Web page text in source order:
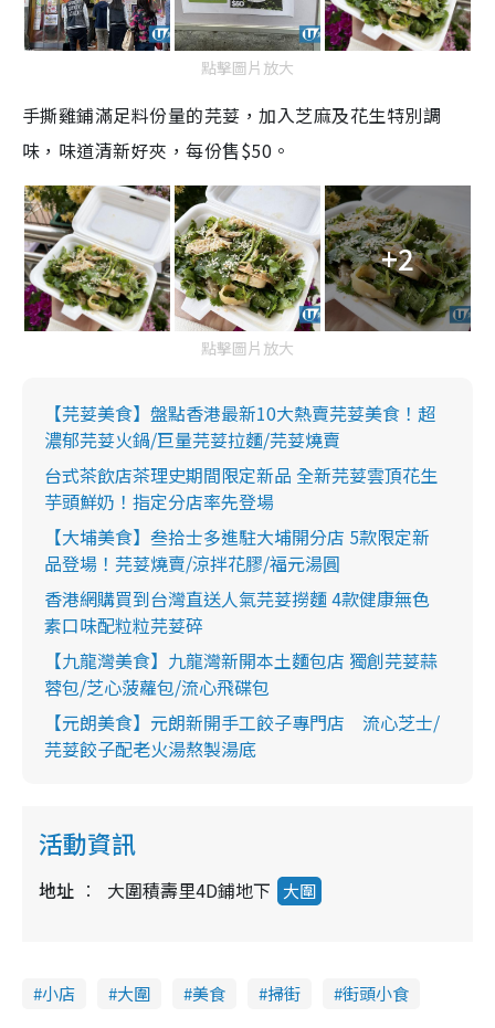
點擊圖片放大
手撕雞鋪滿足料份量的芫荽，加入芝麻及花生特別調
味，味道清新好夾，每份售$50。
+2
點擊圖片放大
【芫荽美食】盤點香港最新10大熱賣芫荽美食！超
濃郁芫荽火鍋/巨量芫荽拉麵/芫荽燒賣
台式茶飲店茶理史期間限定新品 全新芫荽雲頂花生
芋頭鮮奶！指定分店率先登場
【大埔美食】叁拾士多進駐大埔開分店 5款限定新
品登場！芫荽燒賣/涼拌花膠/福元湯圓
香港網購買到台灣直送人氣芫荽撈麵 4款健康無色
素口味配粒粒芫荽碎
【九龍灣美食】九龍灣新開本土麵包店 獨創芫荽蒜
蓉包/芝心菠蘿包/流心飛碟包
【元朗美食】元朗新開手工餃子專門店 流心芝士/
芫荽餃子配老火湯熬製湯底
活動資訊
地址 大圍積壽里4D鋪地下 大圍
小店 大圍 美食 掃街 街頭小食